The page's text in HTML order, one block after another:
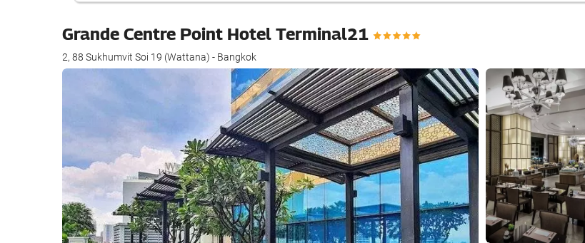
Grande Centre Point Hotel Terminal21
2, 88 Sukhumvit Soi 19 (Wattana) - Bangkok
25 Fotos anzeigen